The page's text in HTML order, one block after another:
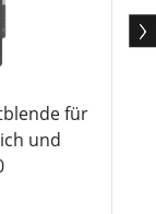
für
und